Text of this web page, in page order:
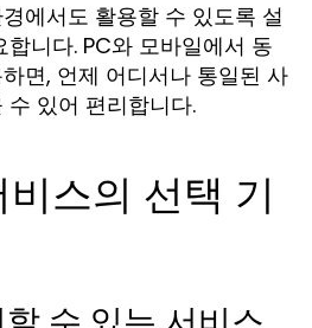
에서도 활용할 수 있도록 설
니다. PC와 모바일에서 동
면, 언제 어디서나 통일된 사
있어 편리합니다.
스의 선택 기